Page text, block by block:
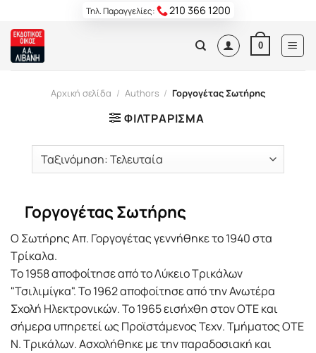
content
Τηλ. Παραγγελίες: 210 366 1200
0
Αρχική σελίδα / Authors / Γοργογέτας Σωτήρης
ΦΙΛΤΡΆΡΙΣΜΑ
Γοργογέτας Σωτήρης
Ο Σωτήρης Απ. Γοργογέτας γεννήθηκε το 1940 στα
Τρίκαλα.
Το 1958 αποφοίτησε από το Λύκειο Τρικάλων
"Τσιλιμίγκα". Το 1962 αποφοίτησε από την Ανωτέρα
Σχολή Ηλεκτρονικών. Το 1965 εισήχθη στον ΟΤΕ και
σήμερα υπηρετεί ως Προϊστάμενος Τεχν. Τμήματος ΟΤΕ
Ν. Τρικάλων. Ασχολήθηκε με την παραδοσιακή και